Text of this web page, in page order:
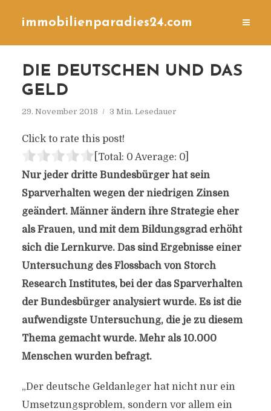
immobilienparadies24.com
DIE DEUTSCHEN UND DAS
GELD
29. November 2018 3 Min. Lesedauer
Click to rate this post!
[Total: 0 Average: 0]
Nur jeder dritte Bundesbürger hat sein
Sparverhalten wegen der niedrigen Zinsen
geändert. Männer ändern ihre Strategie eher
als Frauen, und mit dem Bildungsgrad erhöht
sich die Lernkurve. Das sind Ergebnisse einer
Untersuchung des Flossbach von Storch
Research Institutes, bei der das Sparverhalten
der Bundesbürger analysiert wurde. Es ist die
aufwendigste Untersuchung, die je zu diesem
Thema gemacht wurde. Mehr als 10.000
Menschen wurden befragt.
„Der deutsche Geldanleger hat nicht nur ein
Umsetzungsproblem, sondern vor allem ein